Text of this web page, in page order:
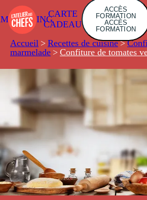
CARTE
CADEAU
ACCÈS
FORMATION
ACCÈS
FORMATION
Accueil > Recettes de cuisine >
marmelade > Confiture de tomates